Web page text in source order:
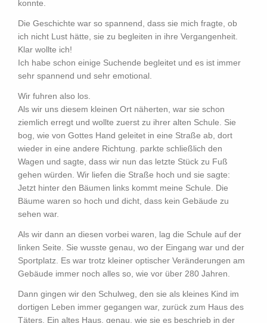
konnte.
Die Geschichte war so spannend, dass sie mich fragte, ob
ich nicht Lust hätte, sie zu begleiten in ihre Vergangenheit.
Klar wollte ich!
Ich habe schon einige Suchende begleitet und es ist immer
sehr spannend und sehr emotional.
Wir fuhren also los.
Als wir uns diesem kleinen Ort näherten, war sie schon
ziemlich erregt und wollte zuerst zu ihrer alten Schule. Sie
bog, wie von Gottes Hand geleitet in eine Straße ab, dort
wieder in eine andere Richtung. parkte schließlich den
Wagen und sagte, dass wir nun das letzte Stück zu Fuß
gehen würden. Wir liefen die Straße hoch und sie sagte:
Jetzt hinter den Bäumen links kommt meine Schule. Die
Bäume waren so hoch und dicht, dass kein Gebäude zu
sehen war.
Als wir dann an diesen vorbei waren, lag die Schule auf der
linken Seite. Sie wusste genau, wo der Eingang war und der
Sportplatz. Es war trotz kleiner optischer Veränderungen am
Gebäude immer noch alles so, wie vor über 280 Jahren.
Dann gingen wir den Schulweg, den sie als kleines Kind im
dortigen Leben immer gegangen war, zurück zum Haus des
Täters. Ein altes Haus, genau, wie sie es beschrieb in der